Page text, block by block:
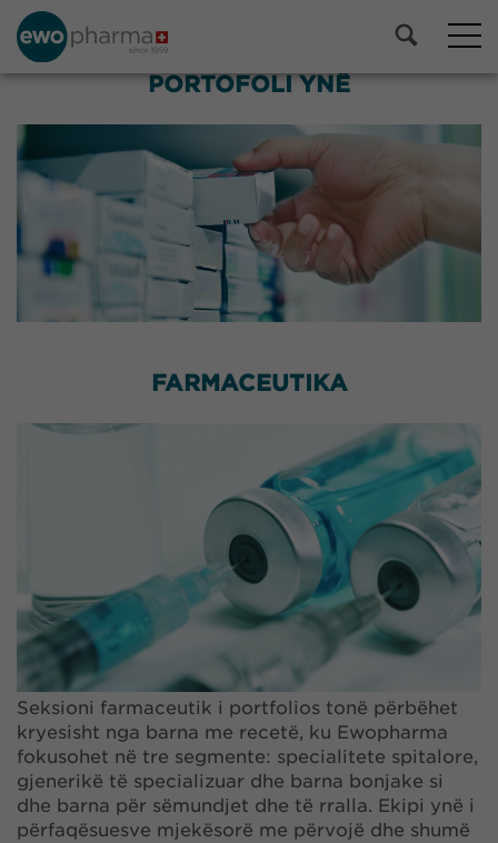
PORTOFOLI YNË
FARMACEUTIKA
Seksioni farmaceutik i portfolios tonë përbëhet
kryesisht nga barna me recetë, ku Ewopharma
fokusohet në tre segmente: specialitete spitalore,
gjenerikë të specializuar dhe barna bonjake si
dhe barna për sëmundjet dhe të rralla. Ekipi ynë i
përfaqësuesve mjekësorë me përvojë dhe shumë